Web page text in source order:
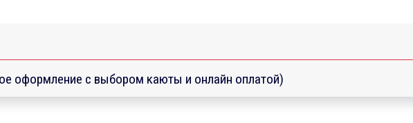
оформление с выбором каюты и онлайн оплатой)